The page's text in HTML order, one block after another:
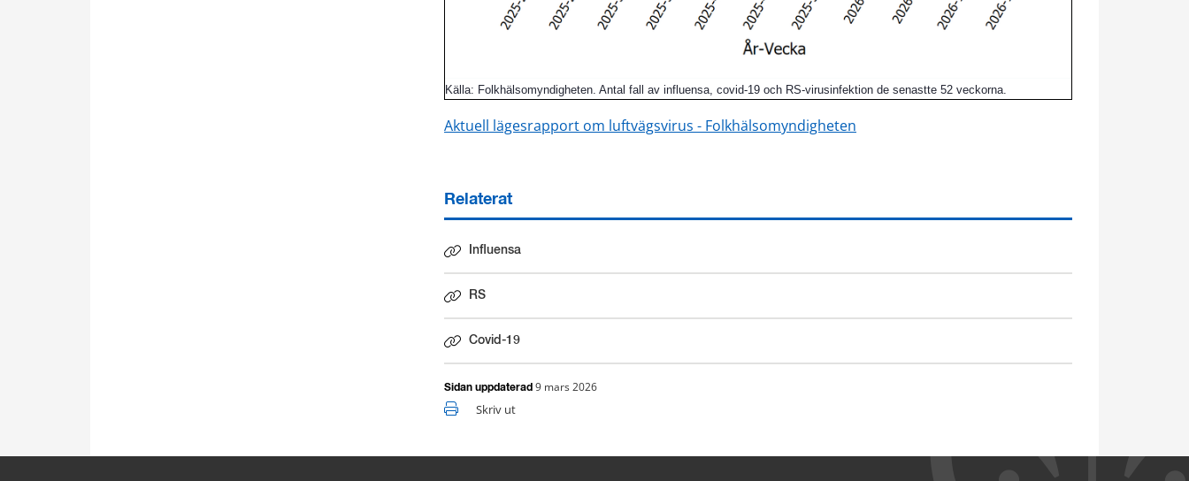
Källa: Folkhälsomyndigheten. Antal fall av influensa, covid-19 och RS-virusinfektion de senastte 52 veckorna.
Aktuell lägesrapport om luftvägsvirus - Folkhälsomyndigheten
Relaterat
Influensa
RS
Covid-19
Sidan uppdaterad 9 mars 2026
Skriv ut